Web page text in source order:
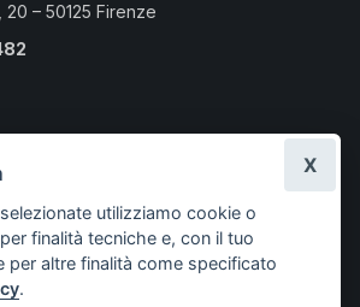
– 50125 Firenze
CLMOPD
utilizziamo cookie o
finalità tecniche e, con il tuo
per altre finalità come specificato
.
X